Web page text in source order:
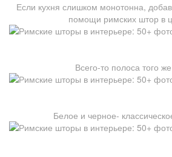
Если кухня слишком монотонна,
помощи римских штор в
Всего-то полоса того
Белое и черное-